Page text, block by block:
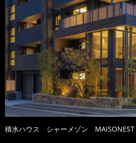
積水ハウス シャーメゾン MAISONEST